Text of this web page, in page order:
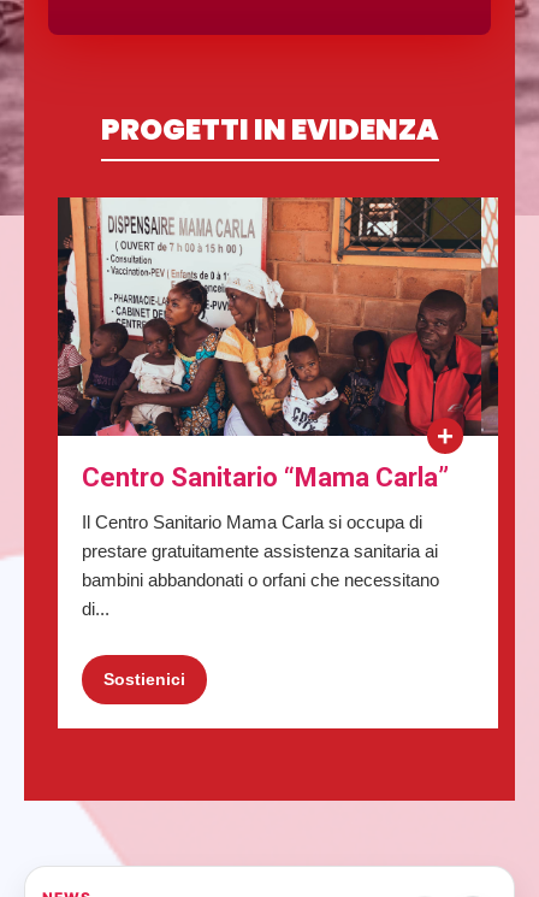
PROGETTI IN EVIDENZA
+
Centro Sanitario “Mama Carla”
Il Centro Sanitario Mama Carla si occupa di
prestare gratuitamente assistenza sanitaria ai
bambini abbandonati o orfani che necessitano
di...
Sostienici